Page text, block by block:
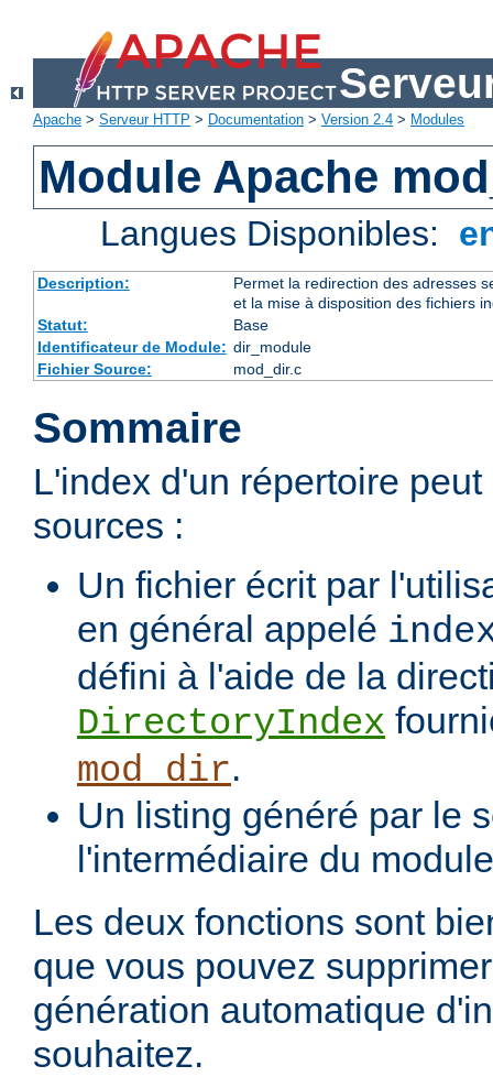
Apache > Serveur HTTP > Documentation > Version 2.4 > Modules
Module Apache
Langues Disponibles:
Description:
Permet la redirection des adresses
et la mise à disposition des fichiers
Statut:
Base
Identificateur de Module: dir_module
Fichier Source:
mod_dir.c
Sommaire
L'index d'un répertoire
sources :
Un fichier écrit par
en général appelé
défini à l'aide de la
DirectoryIndex
mod_dir.
Un listing généré par le
l'intermédiaire du
Les deux fonctions sont
que vous pouvez
génération automatique
souhaitez.